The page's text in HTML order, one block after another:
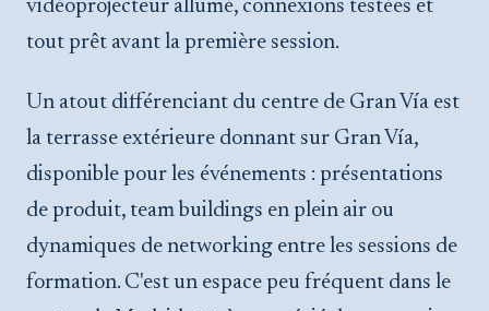
vidéoprojecteur allumé, connexions testées et
tout prêt avant la première session.
Un atout différenciant du centre de Gran Vía est
la terrasse extérieure donnant sur Gran Vía,
disponible pour les événements : présentations
de produit, team buildings en plein air ou
dynamiques de networking entre les sessions de
formation. C'est un espace peu fréquent dans le